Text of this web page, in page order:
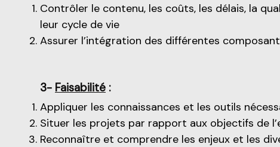
Contrôler le contenu, les coûts, les délais, la
leur cycle de vie
Assurer l’intégration des différentes
3- Faisabilité :
Appliquer les connaissances et les outils
Situer les projets par rapport aux objectifs de
Reconnaître et comprendre les enjeux et les